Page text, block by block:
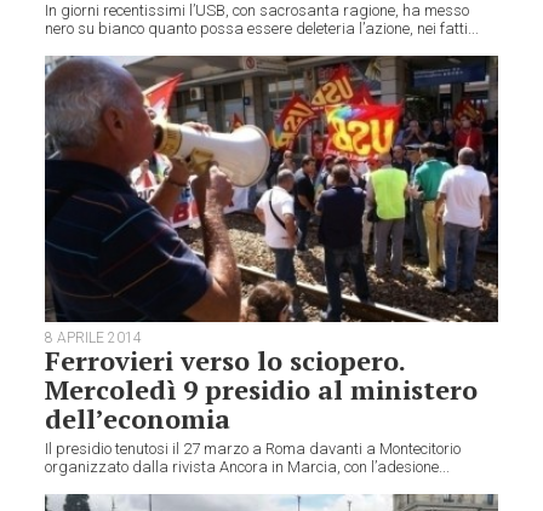
In giorni recentissimi l’USB, con sacrosanta ragione, ha messo
nero su bianco quanto possa essere deleteria l’azione, nei fatti...
8 APRILE 2014
Ferrovieri verso lo sciopero.
Mercoledì 9 presidio al ministero
dell’economia
Il presidio tenutosi il 27 marzo a Roma davanti a Montecitorio
organizzato dalla rivista Ancora in Marcia, con l’adesione...